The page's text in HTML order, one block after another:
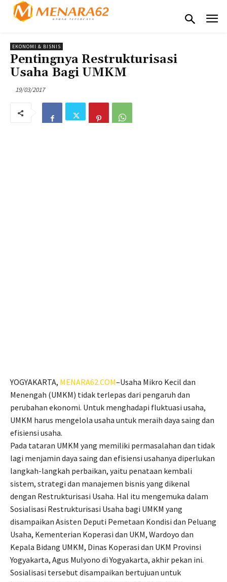
EKONOMI & BISNIS
Pentingnya Restrukturisasi
Usaha Bagi UMKM
19/03/2017
YOGYAKARTA, MENARA62.COM–Usaha Mikro Kecil dan
Menengah (UMKM) tidak terlepas dari pengaruh dan
perubahan ekonomi. Untuk menghadapi fluktuasi usaha,
UMKM harus mengelola usaha untuk meraih daya saing dan
efisiensi usaha.
Pada tataran UMKM yang memiliki permasalahan dan tidak
lagi menjamin daya saing dan efisiensi usahanya diperlukan
langkah-langkah perbaikan, yaitu penataan kembali
sistem, strategi dan manajemen bisnis yang dikenal
dengan Restrukturisasi Usaha. Hal itu mengemuka dalam
Sosialisasi Restrukturisasi Usaha bagi UMKM yang
disampaikan Asisten Deputi Pemetaan Kondisi dan Peluang
Usaha, Kementerian Koperasi dan UKM, Wardoyo dan
Kepala Bidang UMKM, Dinas Koperasi dan UKM Provinsi
Yogyakarta, Agus Mulyono di Yogyakarta, akhir pekan ini.
Sosialisasi tersebut disampaikan bertujuan untuk